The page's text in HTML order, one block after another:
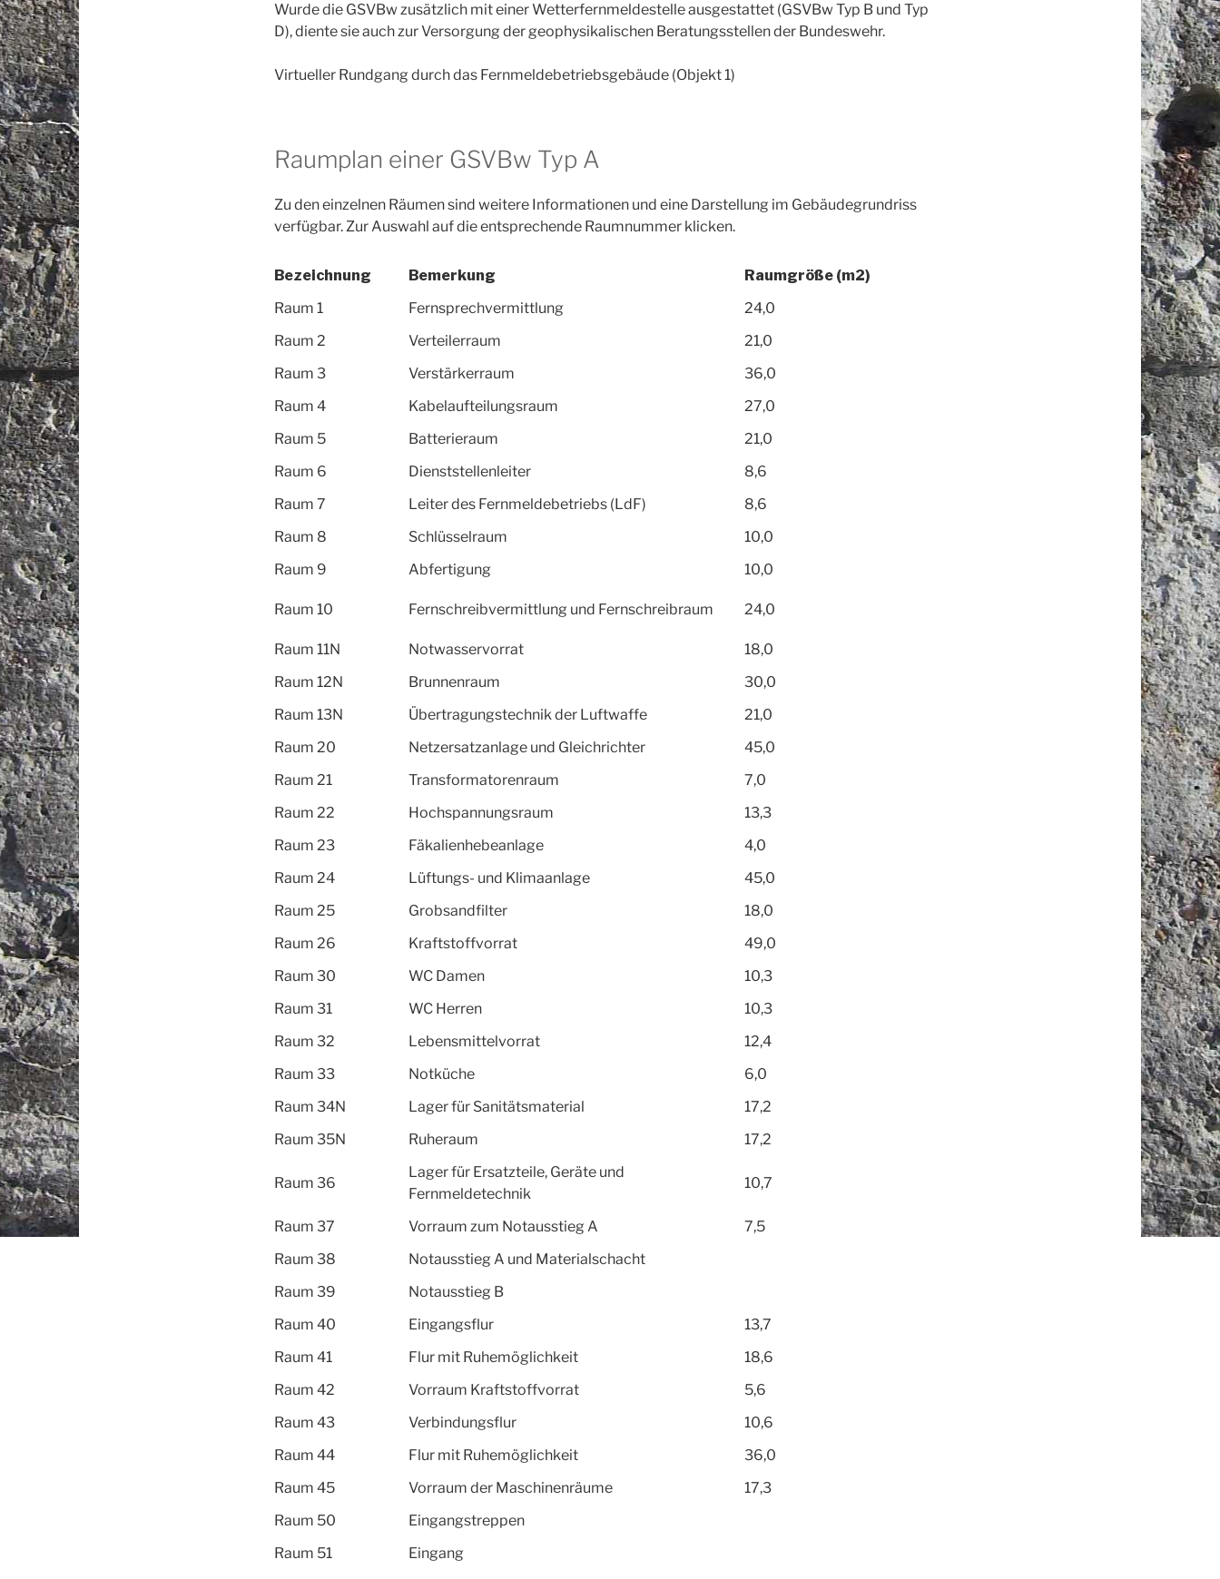
Wurde die GSVBw zusätzlich mit einer Wetterfernmeldestelle ausgestattet (GSVBw Typ B und Typ
D), diente sie auch zur Versorgung der geophysikalischen Beratungsstellen der Bundeswehr.
Virtueller Rundgang durch das Fernmeldebetriebsgebäude (Objekt 1)
Raumplan einer GSVBw Typ A
Zu den einzelnen Räumen sind weitere Informationen und eine Darstellung im Gebäudegrundriss
verfügbar. Zur Auswahl auf die entsprechende Raumnummer klicken.
Bezeichnung Bemerkung
Raumgröße (m2)
Raum 1
Fernsprechvermittlung
24,0
Raum 2
Verteilerraum
21,0
Raum 3
Verstärkerraum
36,0
Raum 4
Kabelaufteilungsraum
27,0
Raum 5
Batterieraum
21,0
Raum 6
Dienststellenleiter
8,6
Raum 7
Leiter des Fernmeldebetriebs (LdF)
8,6
Raum 8
Schlüsselraum
10,0
Raum 9
Abfertigung 10,0
Raum 10 Fernschreibvermittlung und Fernschreibraum 24,0
Raum 11N Notwasservorrat
18,0
Raum 12N
Brunnenraum
30,0
Raum 13N
Übertragungstechnik der Luftwaffe
21,0
Raum 20
Netzersatzanlage und Gleichrichter
45,0
Raum 21
Transformatorenraum
7,0
Raum 22
Hochspannungsraum
13,3
Raum 23
Fäkalienhebeanlage
4,0
Raum 24
Lüftungs- und Klimaanlage
45,0
Raum 25
Grobsandfilter
18,0
Raum 26
Kraftstoffvorrat
49,0
Raum 30
WC Damen
10,3
Raum 31
WC Herren
10,3
Raum 32
Lebensmittelvorrat
12,4
Raum 33
Notküche
6,0
Raum 34N
Lager für Sanitätsmaterial
17,2
Raum 35N
Ruheraum 17,2
Raum 36
Lager für Ersatzteile, Geräte und
Fernmeldetechnik
10,7
Raum 37 Vorraum zum Notausstieg A
7,5
Raum 38
Notausstieg A und Materialschacht
Raum 39
Notausstieg B
Raum 40
Eingangsflur
13,7
Raum 41
Flur mit Ruhemöglichkeit
18,6
Raum 42
Vorraum Kraftstoffvorrat
5,6
Raum 43
Verbindungsflur
10,6
Raum 44
Flur mit Ruhemöglichkeit
36,0
Raum 45
Vorraum der Maschinenräume
17,3
Raum 50
Eingangstreppen
Raum 51
Eingang